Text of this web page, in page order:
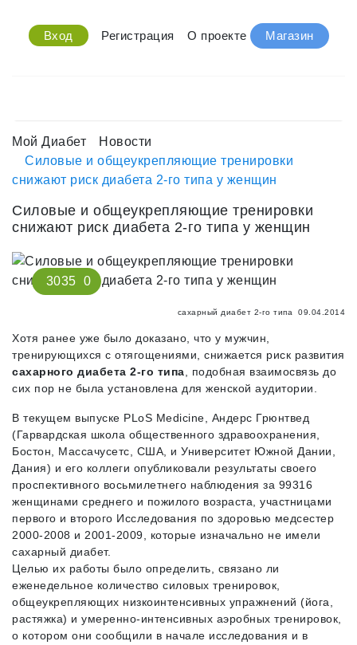
Вход Регистрация О проекте Магазин
Мой Диабет
Новости
Силовые и общеукрепляющие тренировки
снижают риск диабета 2-го типа у женщин
Силовые и общеукрепляющие тренировки
снижают риск диабета 2-го типа у женщин
3035 0
сахарный диабет 2-го типа 09.04.2014
Хотя ранее уже было доказано, что у мужчин,
тренирующихся с отягощениями, снижается риск развития
сахарного диабета 2-го типа , подобная взаимосвязь до
сих пор не была установлена для женской аудитории.
В текущем выпуске PLoS Medicine, Андерс Грюнтвед
(Гарвардская школа общественного здравоохранения,
Бостон, Массачусетс, США, и Университет Южной Дании,
Дания) и его коллеги опубликовали результаты своего
проспективного восьмилетнего наблюдения за 99316
женщинами среднего и пожилого возраста, участницами
первого и второго Исследования по здоровью медсестер
2000-2008 и 2001-2009, которые изначально не имели
сахарный диабет.
Целью их работы было определить, связано ли
еженедельное количество силовых тренировок,
общеукрепляющих низкоинтенсивных упражнений (йога,
растяжка) и умеренно-интенсивных аэробных тренировок,
о котором они сообщили в начале исследования и в